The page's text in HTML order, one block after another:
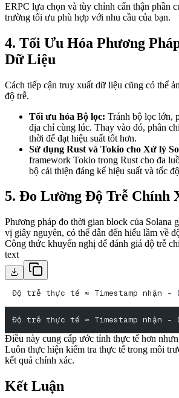
ERPC lựa chọn và tùy chỉnh cẩn thận phần
trường tối ưu phù hợp với nhu cầu của bạn.
4. Tối Ưu Hóa Phương
Dữ Liệu
Cách tiếp cận truy xuất dữ liệu cũng có thể
độ trễ.
Tối ưu hóa Bộ lọc: Tránh bộ lọc lớn,
địa chỉ cùng lúc. Thay vào đó, phân
thời để đạt hiệu suất tốt hơn.
Sử dụng Rust và Tokio cho Xử lý
framework Tokio trong Rust cho đa
bộ cải thiện đáng kể hiệu suất và tốc
5. Đo Lường Độ Trễ Chính
Phương pháp đo thời gian block của Solana
vị giây nguyên, có thể dẫn đến hiểu lầm về
Công thức khuyến nghị để đánh giá độ trễ
text
Độ trễ thực tế ≈ Timestamp nhận -
Độ trễ thực tế ≈ Timestamp nhận -
Điều này cung cấp ước tính thực tế hơn
Luôn thực hiện kiểm tra thực tế trong môi
kết quả chính xác.
Kết Luận